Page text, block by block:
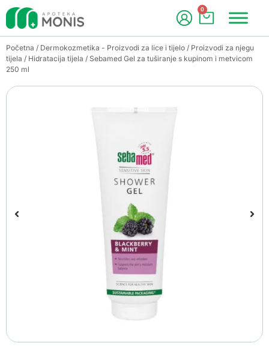
0
Početna / Dermokozmetika - Proizvodi za lice i tijelo / Proizvodi za njegu
tijela / Hidratacija tijela / Sebamed Gel za tuširanje s kupinom i metvicom
250 ml